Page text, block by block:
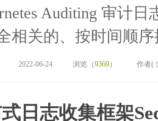
Auditing 审计
相关的、按时间顺
2022-06-24 浏览（9369） 作者(
日志收集框架